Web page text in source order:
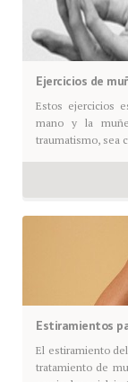
Ejercicios de
Estos ejercicios
mano y la
traumatismo, sea
Estiramientos
El estiramiento
tratamiento de